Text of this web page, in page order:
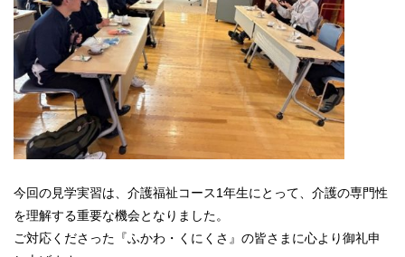
今回の見学実習は、介護福祉コース1年生にとって、介護の専門性
を理解する重要な機会となりました。
ご対応くださった『ふかわ・くにくさ』の皆さまに心より御礼申